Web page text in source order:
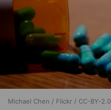
Michael Chen / Flickr / CC-BY-2.0